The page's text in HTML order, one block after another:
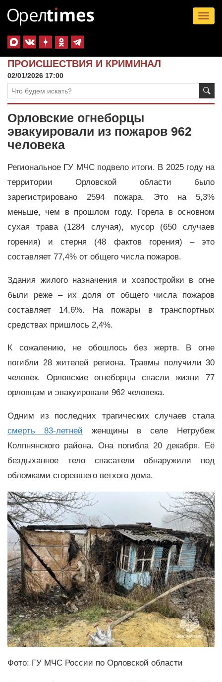
ПРОИСШЕСТВИЯ И КРИМИНАЛ
02/01/2026 17:00
Орловские огнеборцы
эвакуировали из пожаров 962
человека
Региональное ГУ МЧС подвело итоги. В 2025 году на
территории Орловской области было
зарегистрировано 2594 пожара. Это на 5,3%
меньше, чем в прошлом году. Горела в основном
сухая трава (1284 случая), мусор (650 случаев
горения) и стерня (48 фактов горения) – это
составляет 77,4% от общего числа пожаров.
Здания жилого назначения и хозпостройки в огне
были реже – их доля от общего числа пожаров
составляет 14,6%. На пожары в транспортных
средствах пришлось 2,4%.
К сожалению, не обошлось без жертв. В огне
погибли 28 жителей региона. Травмы получили 30
человек. Орловские огнеборцы спасли жизни 77
орловцам и эвакуировали 962 человека.
Одним из последних трагических случаев стала
смерть 83-летней женщины в селе Нетрубеж
Колпнянского района. Она погибла 20 декабря. Её
бездыханное тело спасатели обнаружили под
обломками сгоревшего ветхого дома.
Фото: ГУ МЧС России по Орловской области